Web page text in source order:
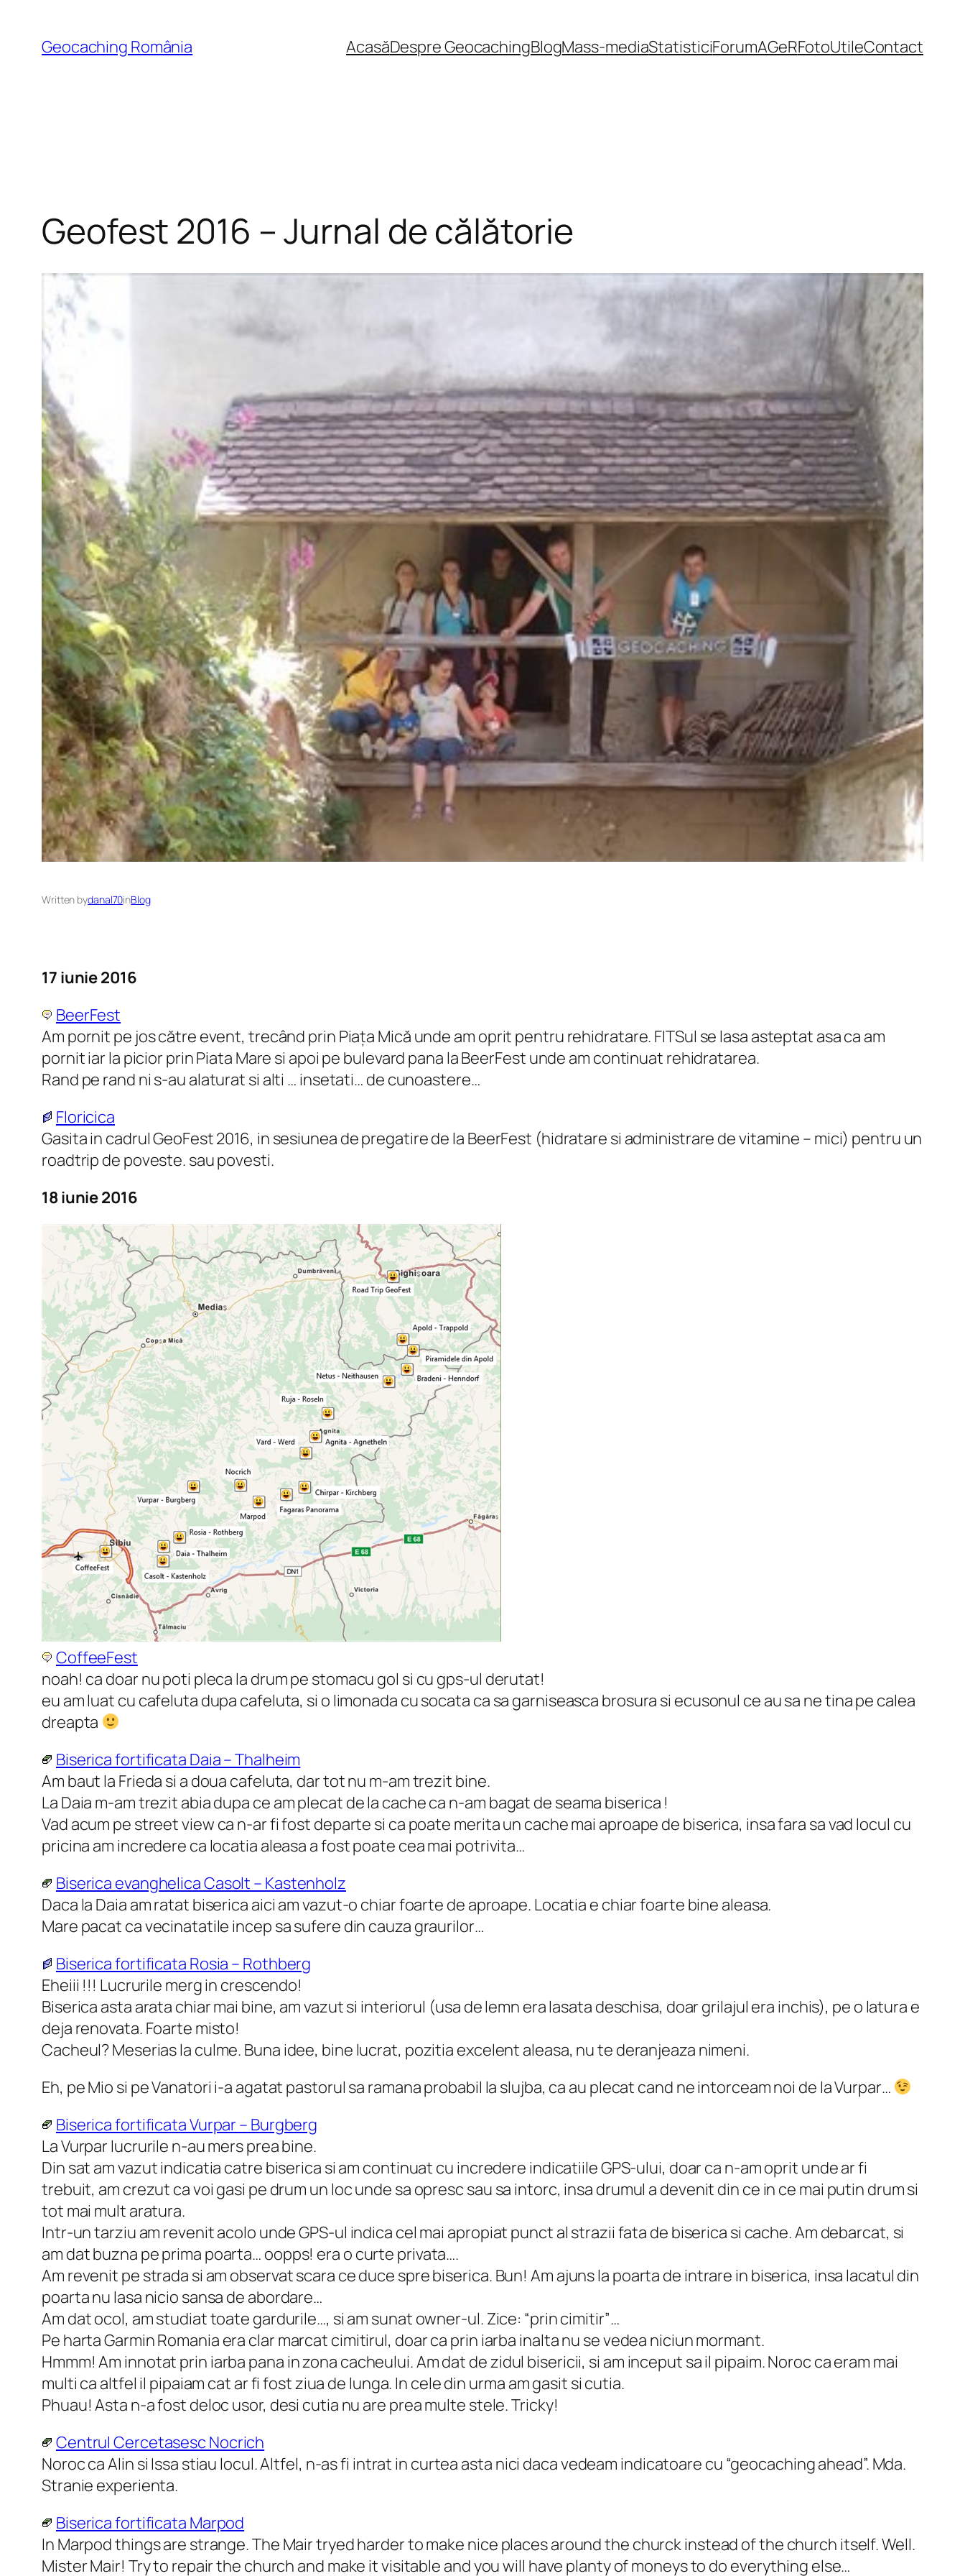
content
Geocaching România AcasăDespre GeocachingBlogMass-mediaStatisticiForumAGeRFotoUtileContact
Geofest 2016 – Jurnal de călătorie
Written bydanal70inBlog
17 iunie 2016
BeerFest
Am pornit pe jos către event, trecând prin Piața Mică unde am oprit pentru rehidratare. FITSul se lasa asteptat asa ca am
pornit iar la picior prin Piata Mare si apoi pe bulevard pana la BeerFest unde am continuat rehidratarea.
Rand pe rand ni s-au alaturat si alti … insetati… de cunoastere…
Floricica
Gasita in cadrul GeoFest 2016, in sesiunea de pregatire de la BeerFest (hidratare si administrare de vitamine – mici) pentru un
roadtrip de poveste. sau povesti.
18 iunie 2016
CoffeeFest
noah! ca doar nu poti pleca la drum pe stomacu gol si cu gps-ul derutat!
eu am luat cu cafeluta dupa cafeluta, si o limonada cu socata ca sa garniseasca brosura si ecusonul ce au sa ne tina pe calea
dreapta
Biserica fortificata Daia – Thalheim
Am baut la Frieda si a doua cafeluta, dar tot nu m-am trezit bine.
La Daia m-am trezit abia dupa ce am plecat de la cache ca n-am bagat de seama biserica !
Vad acum pe street view ca n-ar fi fost departe si ca poate merita un cache mai aproape de biserica, insa fara sa vad locul cu
pricina am incredere ca locatia aleasa a fost poate cea mai potrivita…
Biserica evanghelica Casolt – Kastenholz
Daca la Daia am ratat biserica aici am vazut-o chiar foarte de aproape. Locatia e chiar foarte bine aleasa.
Mare pacat ca vecinatatile incep sa sufere din cauza graurilor…
Biserica fortificata Rosia – Rothberg
Eheiii !!! Lucrurile merg in crescendo!
Biserica asta arata chiar mai bine, am vazut si interiorul (usa de lemn era lasata deschisa, doar grilajul era inchis), pe o latura e
deja renovata. Foarte misto!
Cacheul? Meserias la culme. Buna idee, bine lucrat, pozitia excelent aleasa, nu te deranjeaza nimeni.
Eh, pe Mio si pe Vanatori i-a agatat pastorul sa ramana probabil la slujba, ca au plecat cand ne intorceam noi de la Vurpar…
Biserica fortificata Vurpar – Burgberg
La Vurpar lucrurile n-au mers prea bine.
Din sat am vazut indicatia catre biserica si am continuat cu incredere indicatiile GPS-ului, doar ca n-am oprit unde ar fi
trebuit, am crezut ca voi gasi pe drum un loc unde sa opresc sau sa intorc, insa drumul a devenit din ce in ce mai putin drum si
tot mai mult aratura.
Intr-un tarziu am revenit acolo unde GPS-ul indica cel mai apropiat punct al strazii fata de biserica si cache. Am debarcat, si
am dat buzna pe prima poarta… oopps! era o curte privata….
Am revenit pe strada si am observat scara ce duce spre biserica. Bun! Am ajuns la poarta de intrare in biserica, insa lacatul din
poarta nu lasa nicio sansa de abordare…
Am dat ocol, am studiat toate gardurile…, si am sunat owner-ul. Zice: “prin cimitir”…
Pe harta Garmin Romania era clar marcat cimitirul, doar ca prin iarba inalta nu se vedea niciun mormant.
Hmmm! Am innotat prin iarba pana in zona cacheului. Am dat de zidul bisericii, si am inceput sa il pipaim. Noroc ca eram mai
multi ca altfel il pipaiam cat ar fi fost ziua de lunga. In cele din urma am gasit si cutia.
Phuau! Asta n-a fost deloc usor, desi cutia nu are prea multe stele. Tricky!
Centrul Cercetasesc Nocrich
Noroc ca Alin si Issa stiau locul. Altfel, n-as fi intrat in curtea asta nici daca vedeam indicatoare cu “geocaching ahead”. Mda.
Stranie experienta.
Biserica fortificata Marpod
In Marpod things are strange. The Mair tryed harder to make nice places around the churck instead of the church itself. Well.
Mister Mair! Try to repair the church and make it visitable and you will have planty of moneys to do everything else…